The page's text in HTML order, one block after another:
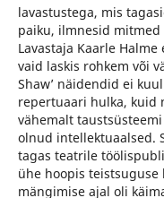
lavastustega, mis
paiku, ilmnesid
Lavastaja Kaarle
vaid laskis rohkem või
Shaw’ näidendid ei
repertuaari hulka, kuid
vähemalt
olnud intellektuaalsed.
tagas teatrile
ühe hoopis teistsuguse
mängimise ajal oli